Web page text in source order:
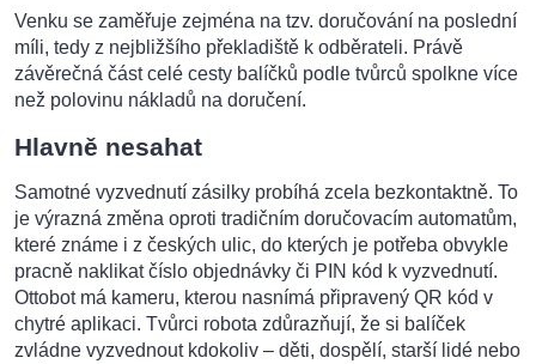
Venku se zaměřuje zejména na tzv. doručování na poslední
míli, tedy z nejbližšího překladiště k odběrateli. Právě
závěrečná část celé cesty balíčků podle tvůrců spolkne více
než polovinu nákladů na doručení.
Hlavně nesahat
Samotné vyzvednutí zásilky probíhá zcela bezkontaktně. To
je výrazná změna oproti tradičním doručovacím automatům,
které známe i z českých ulic, do kterých je potřeba obvykle
pracně naklikat číslo objednávky či PIN kód k vyzvednutí.
Ottobot má kameru, kterou nasnímá připravený QR kód v
chytré aplikaci. Tvůrci robota zdůrazňují, že si balíček
zvládne vyzvednout kdokoliv – děti, dospělí, starší lidé nebo